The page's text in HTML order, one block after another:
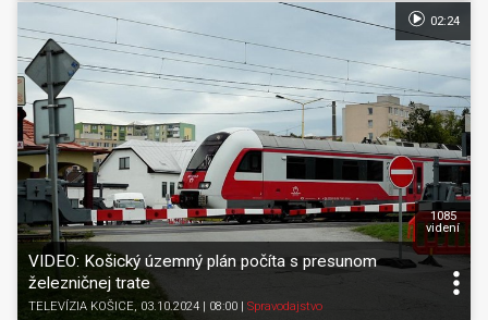
VIDEO: Košický územný plán počíta s presunom
železničnej trate
TELEVÍZIA KOŠICE, 03.10.2024 | 08:00 Spravodajstvo
1085
videní
02:24